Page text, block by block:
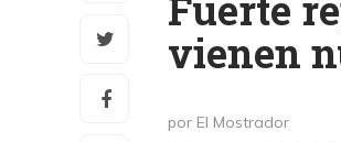
vienen
por El Mostrador